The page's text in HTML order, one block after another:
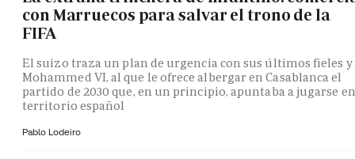
con Marruecos para salvar el trono de la
FIFA
El suizo traza un plan de urgencia con sus últimos fieles y
Mohammed VI, al que le ofrece albergar en Casablanca el
partido de 2030 que, en un principio, apuntaba a jugarse en
territorio español
Pablo Lodeiro